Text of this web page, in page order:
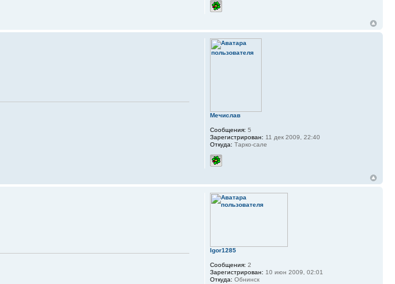
Мечислав
Сообщения: 5
Зарегистрирован: 11 дек 2009, 22:40
Откуда: Тарко-сале
Igor1285
Сообщения: 2
Зарегистрирован: 10 июн 2009, 02:01
Откуда: Обнинск